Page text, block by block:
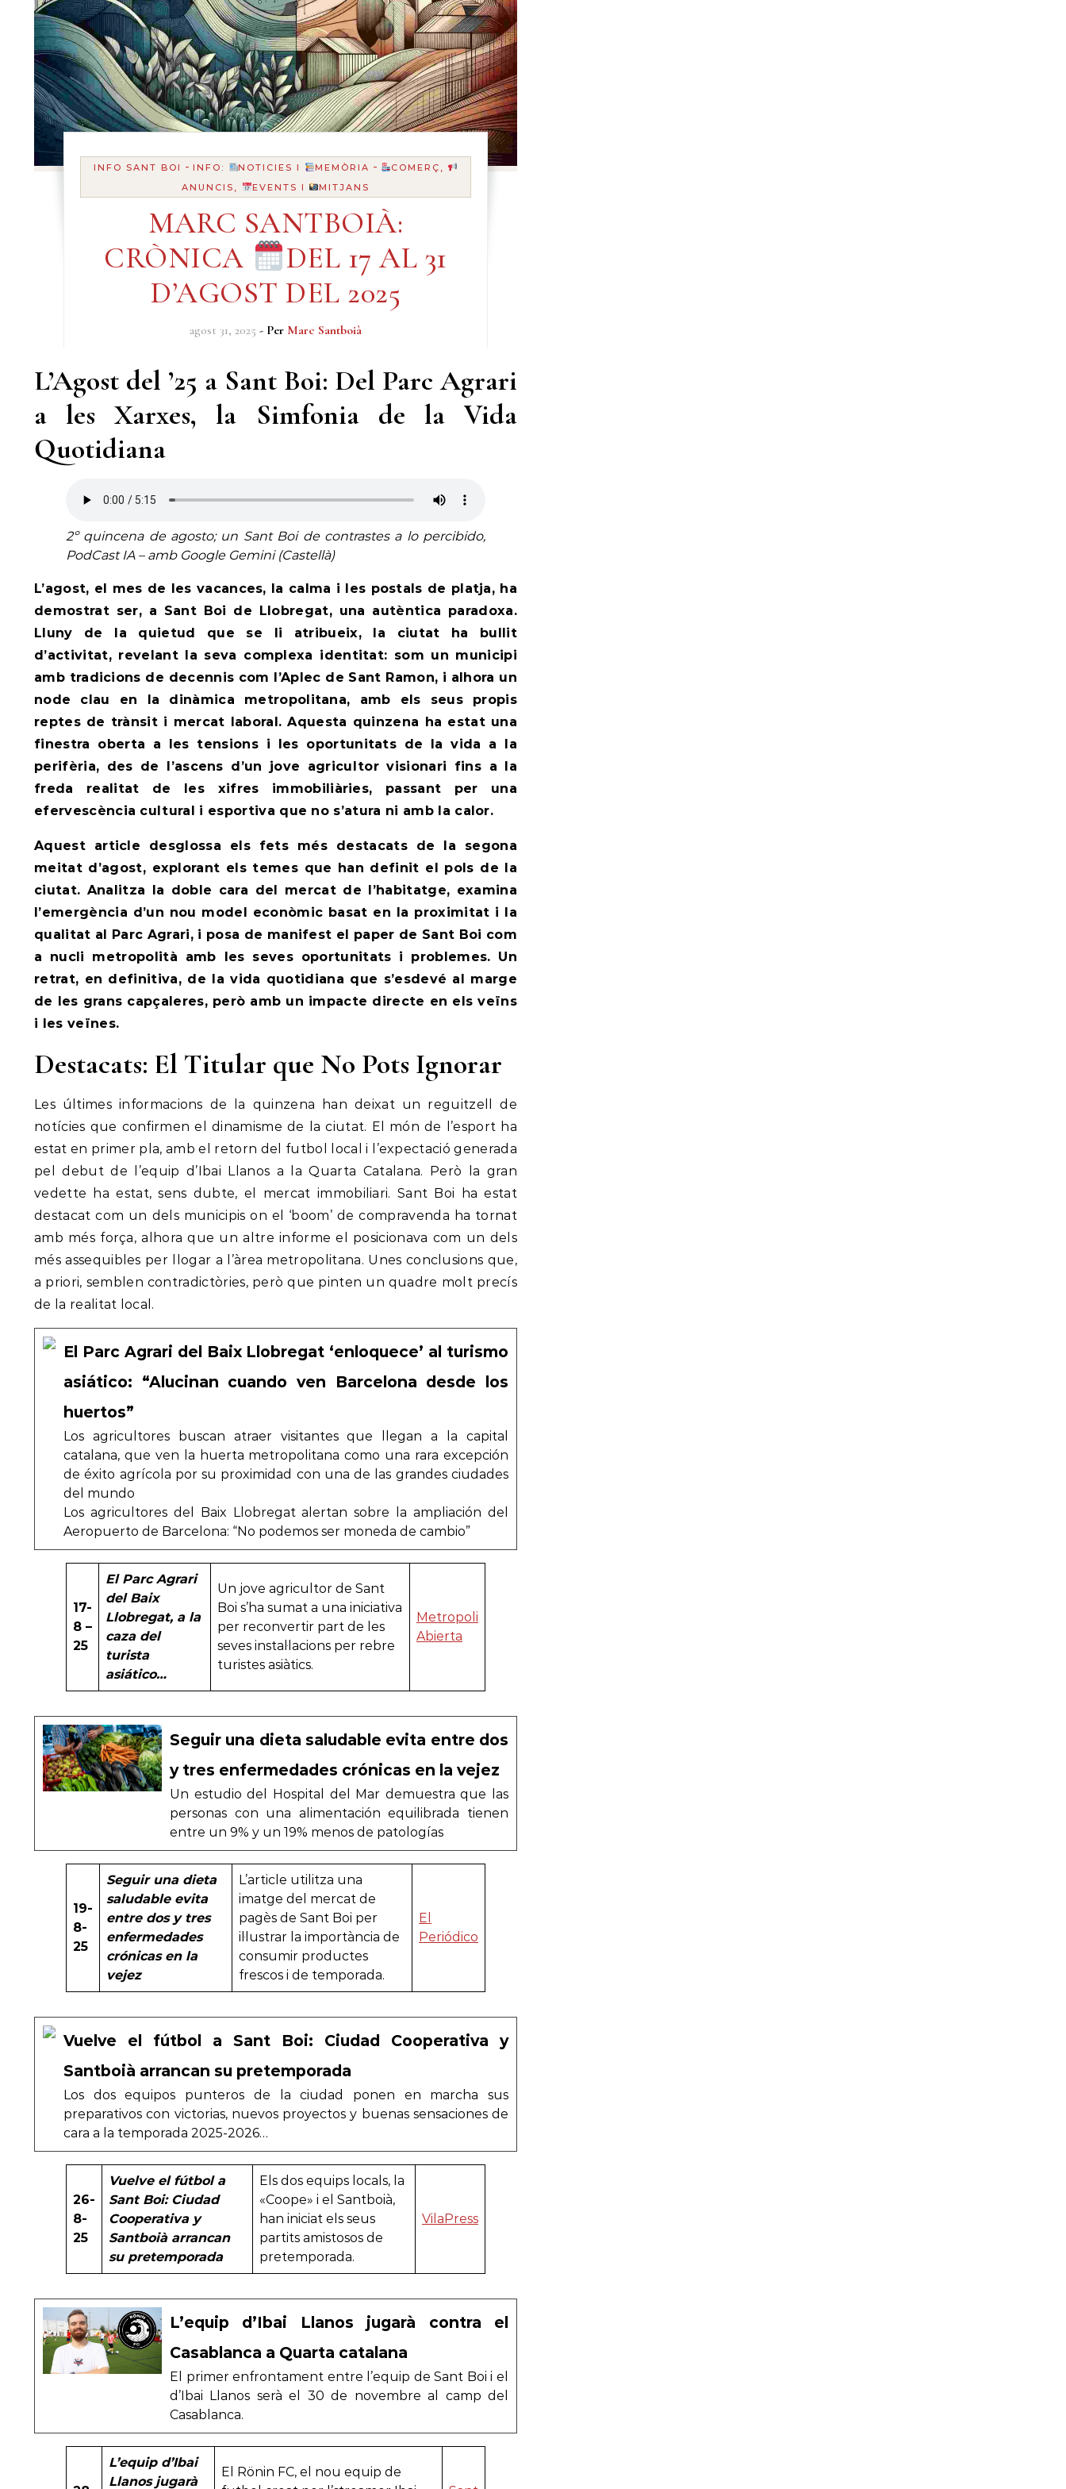
INFO SANT BOI - INFO: NOTICIES I MEMÒRIA -
COMERÇ,
ANUNCIS,
EVENTS I MITJANS
MARC SANTBOIÀ:
CRÒNICA
DEL 17 AL 31
D’AGOST DEL 2025
agost 31, 2025 - Per Marc Santboià
L’Agost del ’25 a Sant Boi: Del Parc Agrari
a les Xarxes, la Simfonia de la Vida
Quotidiana
2º quincena de agosto; un Sant Boi de contrastes a lo percibido,
PodCast IA – amb Google Gemini (Castellà)
L’agost, el mes de les vacances, la calma i les postals de platja, ha
demostrat ser, a Sant Boi de Llobregat, una autèntica paradoxa.
Lluny de la quietud que se li atribueix, la ciutat ha bullit
d’activitat, revelant la seva complexa identitat: som un municipi
amb tradicions de decennis com l’Aplec de Sant Ramon, i alhora un
node clau en la dinàmica metropolitana, amb els seus propis
reptes de trànsit i mercat laboral. Aquesta quinzena ha estat una
finestra oberta a les tensions i les oportunitats de la vida a la
perifèria, des de l’ascens d’un jove agricultor visionari fins a la
freda realitat de les xifres immobiliàries, passant per una
efervescència cultural i esportiva que no s’atura ni amb la calor.
Aquest article desglossa els fets més destacats de la segona
meitat d’agost, explorant els temes que han definit el pols de la
ciutat. Analitza la doble cara del mercat de l’habitatge, examina
l’emergència d’un nou model econòmic basat en la proximitat i la
qualitat al Parc Agrari, i posa de manifest el paper de Sant Boi com
a nucli metropolità amb les seves oportunitats i problemes. Un
retrat, en definitiva, de la vida quotidiana que s’esdevé al marge
de les grans capçaleres, però amb un impacte directe en els veïns
i les veïnes.
Destacats: El Titular que No Pots Ignorar
Les últimes informacions de la quinzena han deixat un reguitzell de
notícies que confirmen el dinamisme de la ciutat. El món de l’esport ha
estat en primer pla, amb el retorn del futbol local i l’expectació generada
pel debut de l’equip d’Ibai Llanos a la Quarta Catalana. Però la gran
vedette ha estat, sens dubte, el mercat immobiliari. Sant Boi ha estat
destacat com un dels municipis on el ‘boom’ de compravenda ha tornat
amb més força, alhora que un altre informe el posicionava com un dels
més assequibles per llogar a l’àrea metropolitana. Unes conclusions que,
a priori, semblen contradictòries, però que pinten un quadre molt precís
de la realitat local.
El Parc Agrari del Baix Llobregat ‘enloquece’ al turismo
asiático: “Alucinan cuando ven Barcelona desde los
huertos”
Los agricultores buscan atraer visitantes que llegan a la capital
catalana, que ven la huerta metropolitana como una rara excepción
de éxito agrícola por su proximidad con una de las grandes ciudades
del mundo
Los agricultores del Baix Llobregat alertan sobre la ampliación del
Aeropuerto de Barcelona: “No podemos ser moneda de cambio”
17-
8 –
25
El Parc Agrari
del Baix
Llobregat, a la
caza del
turista
asiático…
Un jove agricultor de Sant
Boi s’ha sumat a una iniciativa
per reconvertir part de les
seves instal·lacions per rebre
turistes asiàtics.
Metropoli
Abierta
Seguir una dieta saludable evita entre dos
y tres enfermedades crónicas en la vejez
Un estudio del Hospital del Mar demuestra que las
personas con una alimentación equilibrada tienen
entre un 9% y un 19% menos de patologías
19-
8-
25
Seguir una dieta
saludable evita
entre dos y tres
enfermedades
crónicas en la
vejez
L’article utilitza una
imatge del mercat de
pagès de Sant Boi per
il·lustrar la importància de
consumir productes
frescos i de temporada.
El
Periódico
Vuelve el fútbol a Sant Boi: Ciudad Cooperativa y
Santboià arrancan su pretemporada
Los dos equipos punteros de la ciudad ponen en marcha sus
preparativos con victorias, nuevos proyectos y buenas sensaciones de
cara a la temporada 2025-2026…
26-
8-
25
Vuelve el fútbol a
Sant Boi: Ciudad
Cooperativa y
Santboià arrancan
su pretemporada
Els dos equips locals, la
«Coope» i el Santboià,
han iniciat els seus
partits amistosos de
pretemporada.
VilaPress
L’equip d’Ibai Llanos jugarà contra el
Casablanca a Quarta catalana
El primer enfrontament entre l’equip de Sant Boi i el
d’Ibai Llanos serà el 30 de novembre al camp del
Casablanca.
L’equip d’Ibai
Llanos jugarà
El Rönin FC, el nou equip de